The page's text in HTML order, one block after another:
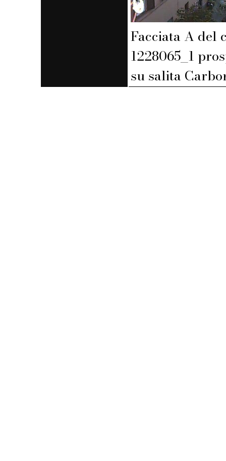
Facciata A del
1228065_1
su salita